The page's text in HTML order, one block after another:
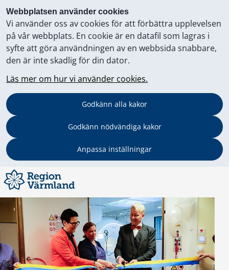
Webbplatsen använder cookies
Vi använder oss av cookies för att förbättra upplevelsen
på vår webbplats. En cookie är en datafil som lagras i
syfte att göra användningen av en webbsida snabbare,
den är inte skadlig för din dator.
Läs mer om hur vi använder cookies.
Godkänn alla kakor
Godkänn nödvändiga kakor
Anpassa inställningar